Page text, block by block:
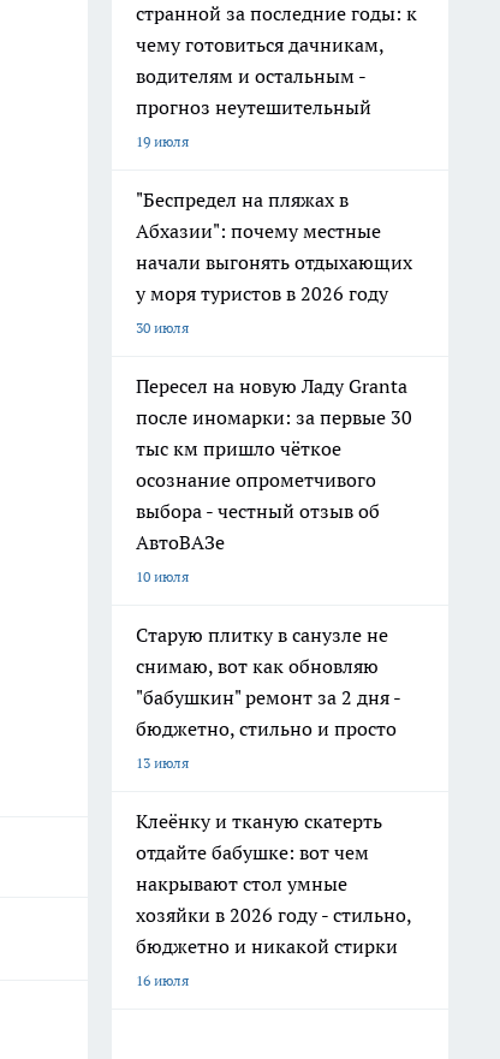
странной за последние годы: к
чему готовиться дачникам,
водителям и остальным -
прогноз неутешительный
19 июля
"Беспредел на пляжах в
Абхазии": почему местные
начали выгонять отдыхающих
у моря туристов в 2026 году
30 июля
Пересел на новую Ладу Granta
после иномарки: за первые 30
тыс км пришло чёткое
осознание опрометчивого
выбора - честный отзыв об
АвтоВАЗе
10 июля
Старую плитку в санузле не
снимаю, вот как обновляю
"бабушкин" ремонт за 2 дня -
бюджетно, стильно и просто
13 июля
Клеёнку и тканую скатерть
отдайте бабушке: вот чем
накрывают стол умные
хозяйки в 2026 году - стильно,
бюджетно и никакой стирки
16 июля